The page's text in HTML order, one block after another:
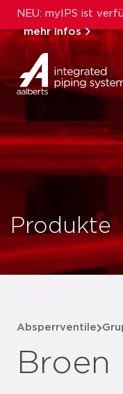
NEU: myIPS ist
mehr Infos
Produkte
Absperrventile
Broen